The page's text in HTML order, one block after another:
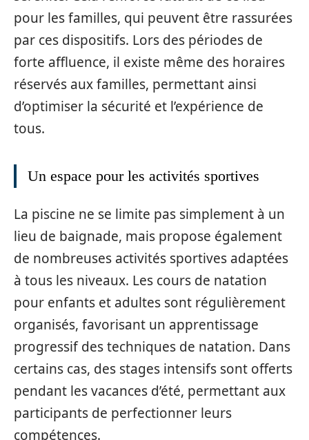
pour les familles, qui peuvent être rassurées
par ces dispositifs. Lors des périodes de
forte affluence, il existe même des horaires
réservés aux familles, permettant ainsi
d’optimiser la sécurité et l’expérience de
tous.
Un espace pour les activités sportives
La piscine ne se limite pas simplement à un
lieu de baignade, mais propose également
de nombreuses activités sportives adaptées
à tous les niveaux. Les cours de natation
pour enfants et adultes sont régulièrement
organisés, favorisant un apprentissage
progressif des techniques de natation. Dans
certains cas, des stages intensifs sont offerts
pendant les vacances d’été, permettant aux
participants de perfectionner leurs
compétences.